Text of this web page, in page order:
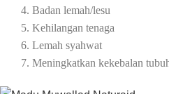
4. Badan lemah/lesu
5. Kehilangan tenaga
6. Lemah syahwat
7. Meningkatkan kekebalan